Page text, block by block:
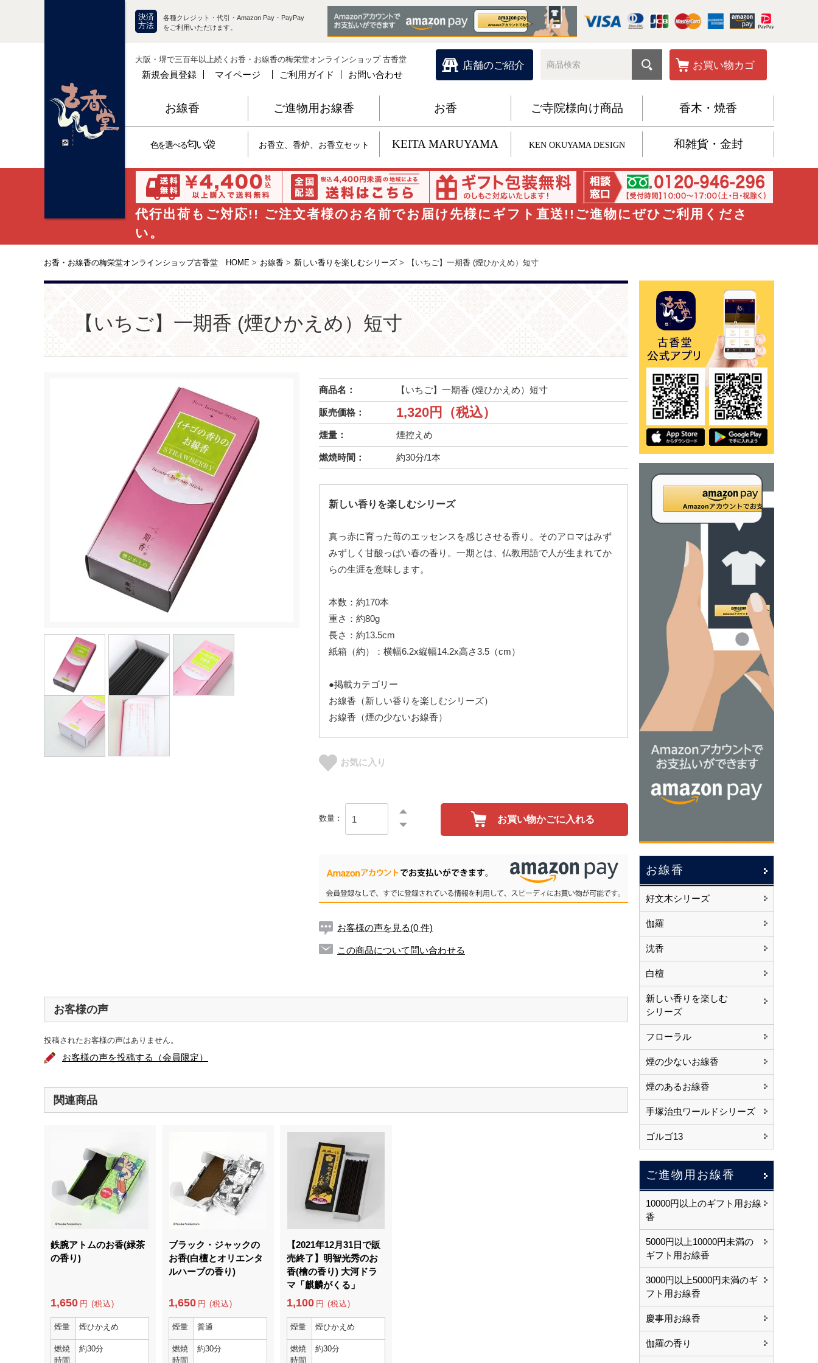
決済
方法
各種クレジット・代引・Amazon Pay・PayPay
をご利用いただけます。
大阪・堺で三百年以上続くお香・お線香の梅栄堂オンラインショップ 古香堂
新規会員登録 マイページ ご利用ガイド お問い合わせ
店舗のご紹介 お買い物カゴ
お線香 ご進物用お線香 お香 ご寺院様向け商品 香木・焼香
色を選べる匂い袋 お香立、香炉、お香立セット KEITA MARUYAMA KEN OKUYAMA DESIGN 和雑貨・金封
代行出荷もご対応!! ご注文者様のお名前でお届け先様にギフト直送!!ご進物にぜひご利用くださ
い。
お香・お線香の梅栄堂オンラインショップ古香堂 HOME > お線香 > 新しい香りを楽しむシリーズ > 【いちご】一期香 (煙ひかえめ）短寸
【いちご】一期香 (煙ひかえめ）短寸
商品名： 【いちご】一期香 (煙ひかえめ）短寸
販売価格： 1,320円（税込）
煙量： 煙控えめ
燃焼時間： 約30分/1本
新しい香りを楽しむシリーズ
真っ赤に育った苺のエッセンスを感じさせる香り。そのアロマはみず
みずしく甘酸っぱい春の香り。一期とは、仏教用語で人が生まれてか
らの生涯を意味します。
本数：約170本
重さ：約80g
長さ：約13.5cm
紙箱（約）：横幅6.2x縦幅14.2x高さ3.5（cm）
●掲載カテゴリー
お線香（新しい香りを楽しむシリーズ）
お線香（煙の少ないお線香）
お気に入り
数量： お買い物かごに入れる
お客様の声を見る(0 件)
この商品について問い合わせる
お客様の声
投稿されたお客様の声はありません。
お客様の声を投稿する（会員限定）
関連商品
鉄腕アトムのお香(緑茶
の香り)
1,650 円 (税込)
煙量 煙ひかえめ
燃焼
時間
約30分
ブラック・ジャックの
お香(白檀とオリエンタ
ルハーブの香り)
1,650 円 (税込)
煙量 普通
燃焼
時間
約30分
【2021年12月31日で販
売終了】明智光秀のお
香(檜の香り) 大河ドラ
マ「麒麟がくる」
1,100 円 (税込)
煙量 煙ひかえめ
燃焼
時間
約30分
お線香
好文木シリーズ
伽羅
沈香
白檀
新しい香りを楽しむ
シリーズ
フローラル
煙の少ないお線香
煙のあるお線香
手塚治虫ワールドシリーズ
ゴルゴ13
ご進物用お線香
10000円以上のギフト用お線
香
5000円以上10000円未満の
ギフト用お線香
3000円以上5000円未満のギ
フト用お線香
慶事用お線香
伽羅の香り